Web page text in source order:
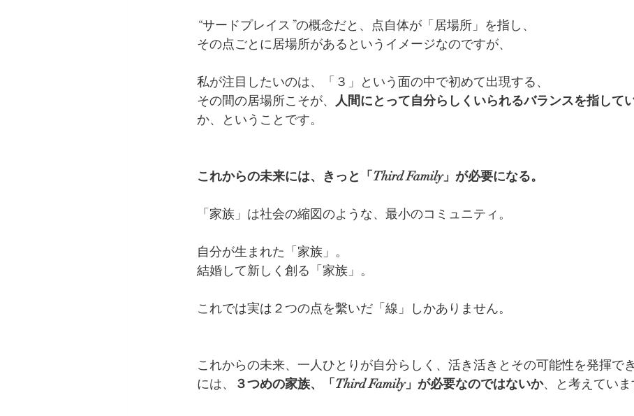
“サードプレイス”の概念だと、点自体が「居場所」を指し、
その点ごとに居場所があるというイメージなのですが、
私が注目したいのは、「３」という面の中で初めて出現する、
その間の居場所こそが、 人間にとって自分らしくいられるバランスを指して
か、ということです。
これからの未来には、きっと「Third Family」が必要になる。
「家族」は社会の縮図のような、最小のコミュニティ。
自分が生まれた「家族」。
結婚して新しく創る「家族」。
これでは実は２つの点を繫いだ「線」しかありません。
これからの未来、一人ひとりが自分らしく、活き活きとその可能性を発揮で
には、
３つめの家族、「Third Family」が必要なのではないか、と考えていま